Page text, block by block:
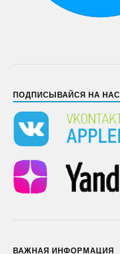
ПОДПИСЫВАЙСЯ НА НАС
ВАЖНАЯ ИНФОРМАЦИЯ